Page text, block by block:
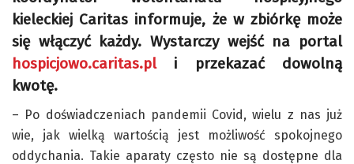
kieleckiej Caritas informuje, że w zbiórkę może
się włączyć każdy. Wystarczy wejść na portal
hospicjowo.caritas.pli przekazać dowolną
kwotę.
– Po doświadczeniach pandemii Covid, wielu z nas już
wie, jak wielką wartością jest możliwość spokojnego
oddychania. Takie aparaty często nie są dostępne dla